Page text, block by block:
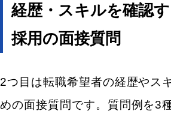
経歴・スキルを確認
採用の面接質問
2つ目は転職希望者の経歴やス
めの面接質問です。質問例を3